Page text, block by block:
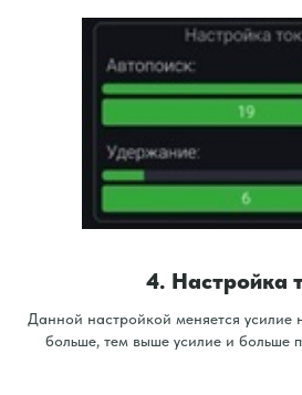
4. Настройка
Данной настройкой меняется усилие
больше, тем выше усилие и больше